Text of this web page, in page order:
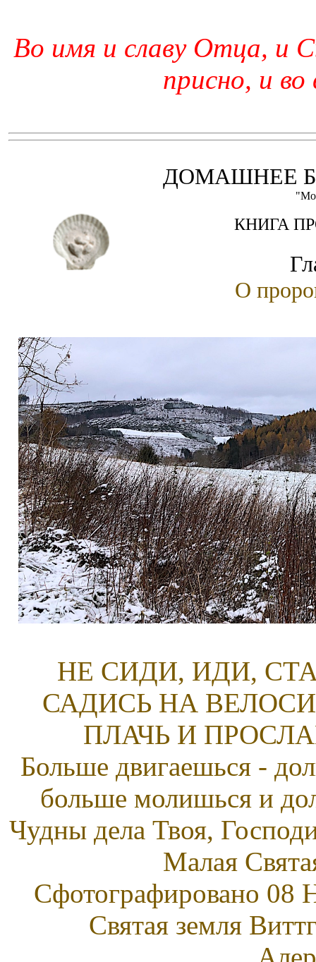
Во имя и славу Отца, и
присно, и во
ДОМАШНЕЕ
КНИГА
О
НЕ СИДИ, ИДИ,
САДИСЬ НА
ПЛАЧЬ И
Больше двигаешься -
больше молишься и
Чудны дела Твоя,
Малая
Сфотографировано 08
Святая земля